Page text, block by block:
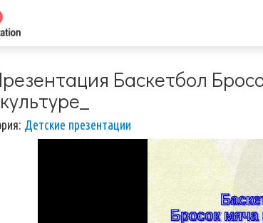
Баскетбол
Детские презентации